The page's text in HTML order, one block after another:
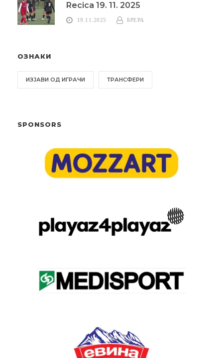
Recica 19. 11. 2025
19.11.2025 БРЕРА
ОЗНАКИ
ИЗЈАВИ ОД ИГРАЧИ ТРАНСФЕРИ
SPONSORS